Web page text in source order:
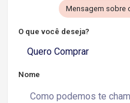
Mensagem sobre
O que você deseja?
Quero Comprar
Nome